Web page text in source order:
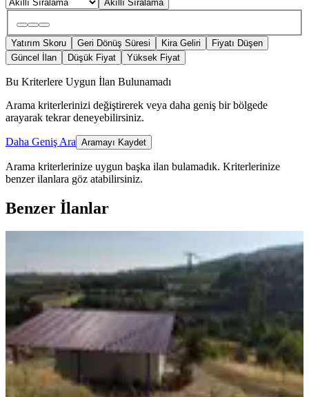
Akıllı Sıralama
Yatırım Skoru Geri Dönüş Süresi Kira Geliri
Fiyatı Düşen
Güncel İlan
Düşük Fiyat Yüksek Fiyat
Bu Kriterlere Uygun İlan Bulunamadı
Arama kriterlerinizi değiştirerek veya daha geniş bir bölgede
arayarak tekrar deneyebilirsiniz.
Daha Geniş Ara Aramayı Kaydet
Arama kriterlerinize uygun başka ilan bulamadık. Kriterlerinize
benzer ilanlara göz atabilirsiniz.
Benzer İlanlar
Sahibinden Müstakil
Osmaneli, Avdan Köyü
1+1 ·3045 m² ·22.07.2026
2.395.000 ₺ 2.450.000 ₺
Deniz yesil
Ara